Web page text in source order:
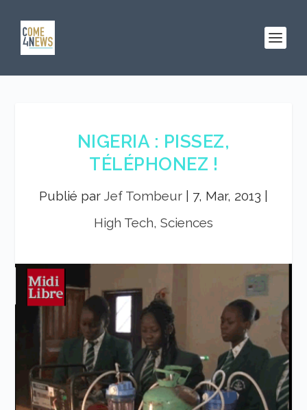
NIGERIA : PISSEZ,
TÉLÉPHONEZ !
Publié par Jef Tombeur 7, Mar, 2013
High Tech, Sciences